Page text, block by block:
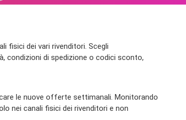
fisici dei vari rivenditori. Scegli
condizioni di spedizione o codici sconto,
le nuove offerte settimanali. Monitorando
nei canali fisici dei rivenditori e non